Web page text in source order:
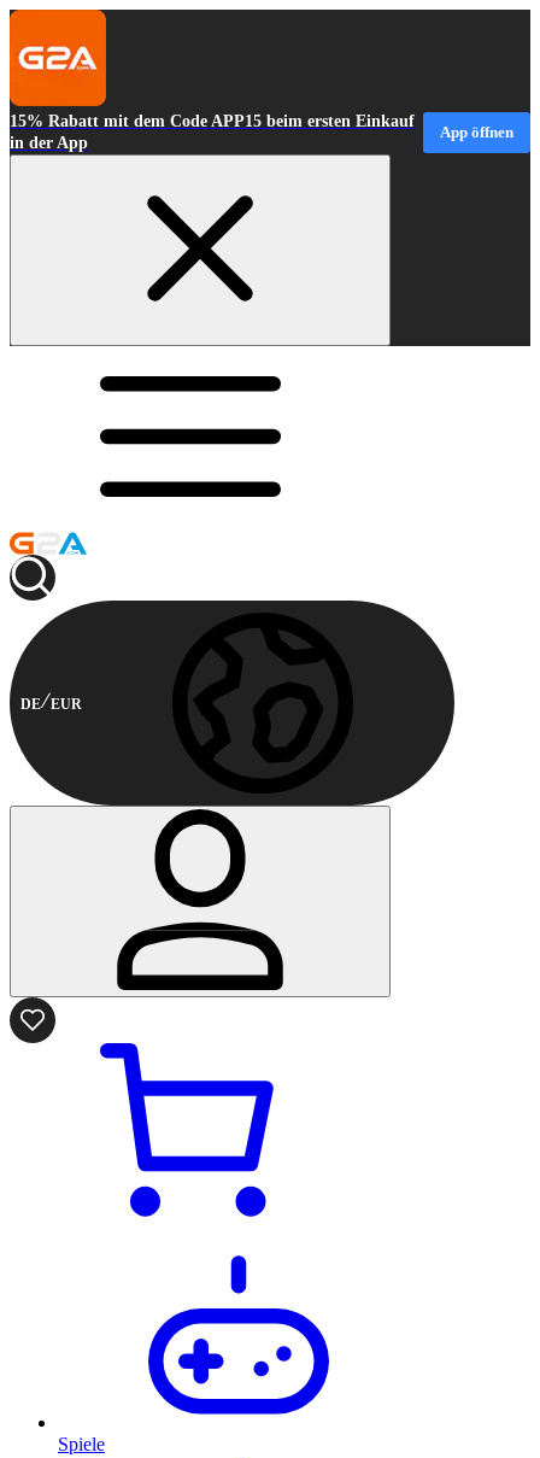
15% Rabatt mit dem Code APP15 beim ersten Einkauf
in der App
App öffnen
DE EUR
Spiele